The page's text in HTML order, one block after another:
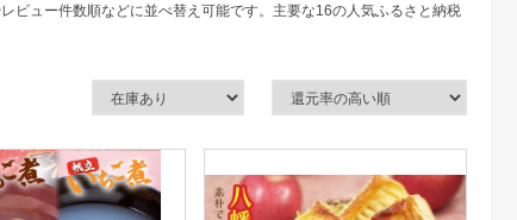
ビュー件数順などに並べ替え可能です。主要な16の人気ふるさと納税